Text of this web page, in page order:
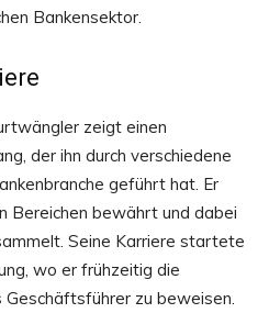
Bankensektor.
zeigt einen
der ihn durch verschiedene
geführt hat. Er
Bereichen bewährt und dabei
Seine Karriere startete
wo er frühzeitig die
Geschäftsführer zu beweisen.